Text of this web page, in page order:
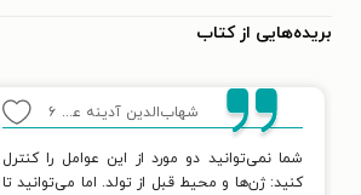
بریده‌هایی از کتاب
شهاب‌الدین آدینه عراقی ۶
شما نمی‌توانید دو مورد از این عوامل را کنترل
کنید: ژن‌ها و محیط قبل از تولد. اما می‌توانید تا